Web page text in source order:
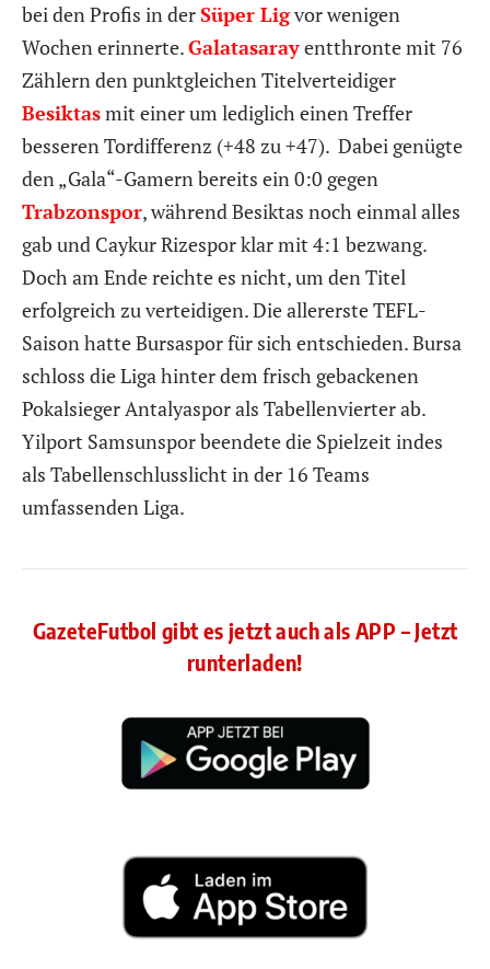
bei den Profis in derSüper Ligvor wenigen
Wochen erinnerte.Galatasarayentthronte mit 76
Zählern den punktgleichen Titelverteidiger
Besiktasmit einer um lediglich einen Treffer
besseren Tordifferenz (+48 zu +47). Dabei genügte
den „Gala“-Gamern bereits ein 0:0 gegen
Trabzonspor, während Besiktas noch einmal alles
gab und Caykur Rizespor klar mit 4:1 bezwang.
Doch am Ende reichte es nicht, um den Titel
erfolgreich zu verteidigen. Die allererste TEFL-
Saison hatte Bursaspor für sich entschieden. Bursa
schloss die Liga hinter dem frisch gebackenen
Pokalsieger Antalyaspor als Tabellenvierter ab.
Yilport Samsunspor beendete die Spielzeit indes
als Tabellenschlusslicht in der 16 Teams
umfassenden Liga.
GazeteFutbol gibt es jetzt auch als APP – Jetzt
runterladen!